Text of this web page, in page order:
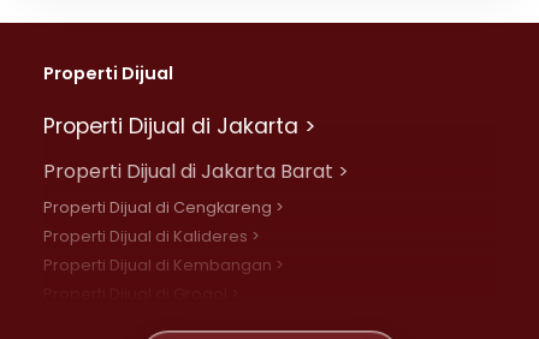
Properti Dijual
Properti Dijual di Jakarta >
Properti Dijual di Jakarta Barat >
Properti Dijual di Cengkareng >
Properti Dijual di Kalideres >
Properti Dijual di Kembangan >